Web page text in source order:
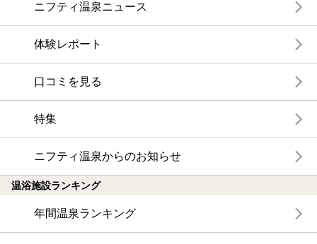
ニフティ温泉ニュース
体験レポート
口コミを見る
特集
ニフティ温泉からのお知らせ
温浴施設ランキング
年間温泉ランキング